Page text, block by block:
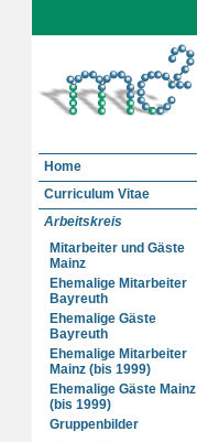
Home
Curriculum Vitae
Arbeitskreis
Mitarbeiter und Gäste
Mainz
Ehemalige Mitarbeiter
Bayreuth
Ehemalige Gäste
Bayreuth
Ehemalige Mitarbeiter
Mainz (bis 1999)
Ehemalige Gäste Mainz
(bis 1999)
Gruppenbilder